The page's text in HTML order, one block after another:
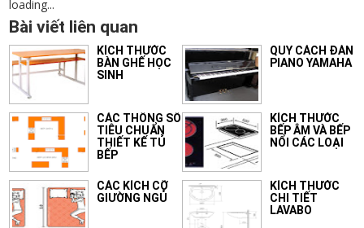
loading...
Bài viết liên quan
KÍCH THƯỚC
BÀN GHẾ HỌC
SINH
QUY CÁCH ĐÀN
PIANO YAMAHA
CÁC THÔNG SỐ
TIÊU CHUẨN
THIẾT KẾ TỦ
BẾP
KÍCH THƯỚC
BẾP ÂM VÀ BẾP
NỔI CÁC LOẠI
CÁC KÍCH CỠ
GIƯỜNG NGỦ
KÍCH THƯỚC
CHI TIẾT
LAVABO